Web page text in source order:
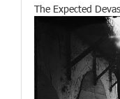
The Expected